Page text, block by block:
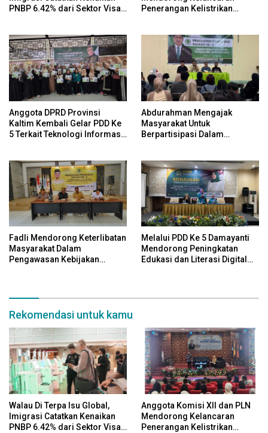
PNBP 6.42% dari Sektor Visa
Penerangan Kelistrikan
Anggota DPRD Provinsi
Kaltim Kembali Gelar PDD Ke
5 Terkait Teknologi Informasi
Abdurahman Mengajak
Masyarakat Untuk
Berpartisipasi Dalam
Platform Digital
Fadli Mendorong Keterlibatan
Masyarakat Dalam
Pengawasan Kebijakan
Melalui PDD Ke 5 Damayanti
Mendorong Peningkatan
Edukasi dan Literasi Digital
Rekomendasi untuk kamu
Walau Di Terpa Isu Global,
Imigrasi Catatkan Kenaikan
PNBP 6.42% dari Sektor Visa
Anggota Komisi XII dan PLN
Mendorong Kelancaran
Penerangan Kelistrikan